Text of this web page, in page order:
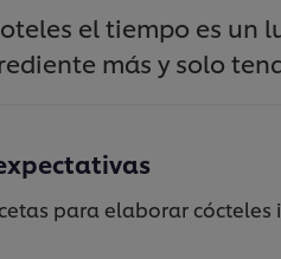
el tiempo es un
más y solo
para elaborar